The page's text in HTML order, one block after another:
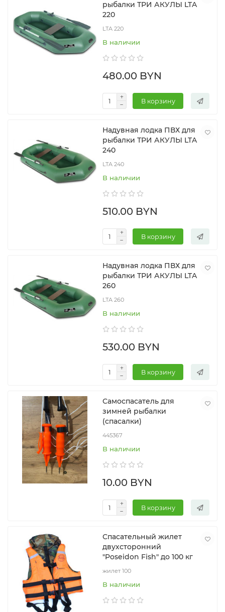
рыбалки ТРИ АКУЛЫ LTA
220
LTA 220
В наличии
480.00 BYN
В корзину
Надувная лодка ПВХ для
рыбалки ТРИ АКУЛЫ LTA
240
LTA 240
В наличии
510.00 BYN
В корзину
Надувная лодка ПВХ для
рыбалки ТРИ АКУЛЫ LTA
260
LTA 260
В наличии
530.00 BYN
В корзину
Самоспасатель для
зимней рыбалки
(спасалки)
445367
В наличии
10.00 BYN
В корзину
Спасательный жилет
двухсторонний
"Poseidon Fish" до 100 кг
жилет 100
В наличии